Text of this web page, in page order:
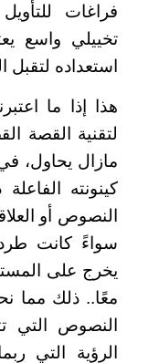
فراغات
تخييلي واسع
استعداده
هذا إذا ما
لتقنية القصة
مازال يحاول،
كينونته
النصوص أو
سواءً كانت
يخرج على
معًا.. ذلك مما
النصوص التي
الرؤية التي